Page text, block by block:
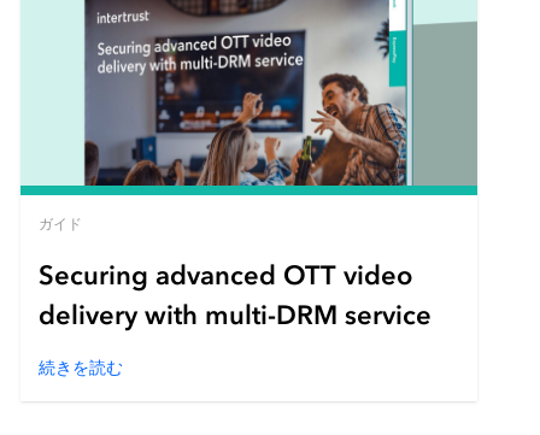
ガイド
Securing advanced OTT video
delivery with multi-DRM service
続きを読む